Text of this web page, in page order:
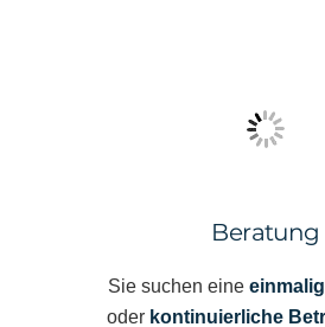
Beratung
Sie suchen eine
oder kontinuierliche